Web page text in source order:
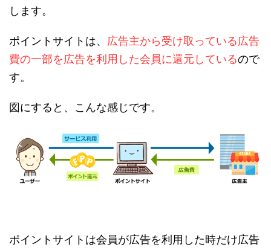
します。
ポイントサイトは、 広告主から受け取っている広告
費の一部を広告を利用した会員に還元しているので
す。
図にすると、こんな感じです。
ポイントサイトは会員が広告を利用した時だけ広告